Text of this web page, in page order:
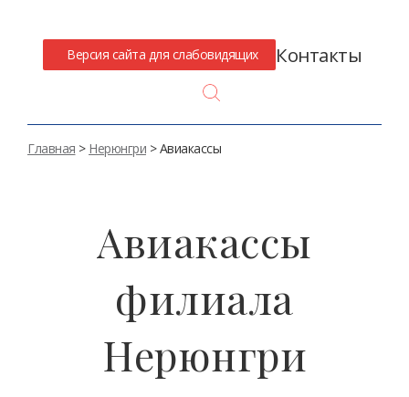
Версия сайта для слабовидящих Контакты
Главная > Нерюнгри > Авиакассы
Авиакассы
филиала
Нерюнгри